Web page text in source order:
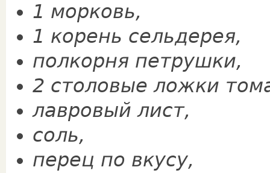
1 морковь,
1 корень сельдерея,
полкорня петрушки,
2 столовые ложки
лавровый лист,
соль,
пе­рец по вкусу,